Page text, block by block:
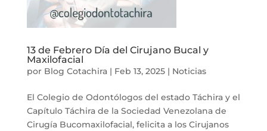
13 de Febrero Día del Cirujano Bucal y
Maxilofacial
por Blog Cotachira| Feb 13, 2025| Noticias
El Colegio de Odontólogos del estado Táchira y el
Capítulo Táchira de la Sociedad Venezolana de
Cirugía Bucomaxilofacial, felicita a los Cirujanos